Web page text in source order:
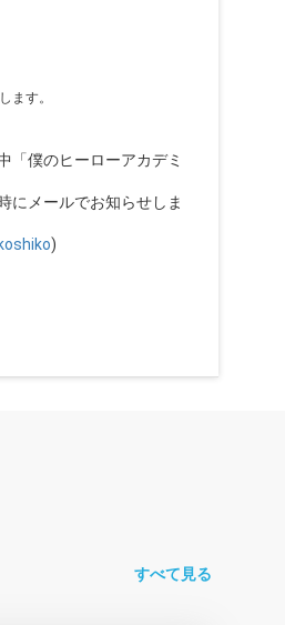
ます。
「僕のヒーローアカデミ
にメールでお知らせしま
)
すべて見る